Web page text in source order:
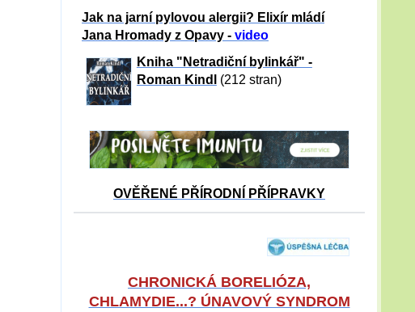
Jak na jarní pylovou alergii? Elixír mládí
Jana Hromady z Opavy - video
Kniha "Netradiční bylinkář" -
Roman Kindl
(212 stran)
OVĚŘENÉ PŘÍRODNÍ PŘÍPRAVKY
CHRONICKÁ BORELIÓZA,
CHLAMYDIE...? ÚNAVOVÝ SYNDROM